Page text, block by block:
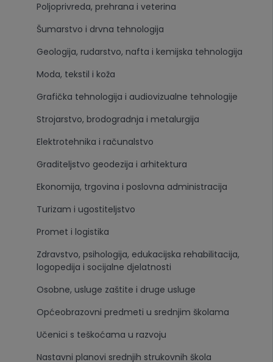
Poljoprivreda, prehrana i veterina
Šumarstvo i drvna tehnologija
Geologija, rudarstvo, nafta i kemijska tehnologija
Moda, tekstil i koža
Grafička tehnologija i audiovizualne tehnologije
Strojarstvo, brodogradnja i metalurgija
Elektrotehnika i računalstvo
Graditeljstvo geodezija i arhitektura
Ekonomija, trgovina i poslovna administracija
Turizam i ugostiteljstvo
Promet i logistika
Zdravstvo, psihologija, edukacijska rehabilitacija,
logopedija i socijalne djelatnosti
Osobne, usluge zaštite i druge usluge
Općeobrazovni predmeti u srednjim školama
Učenici s teškoćama u razvoju
Nastavni planovi srednjih strukovnih škola